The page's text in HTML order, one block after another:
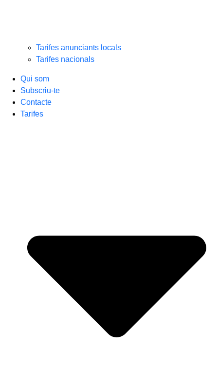
Tarifes anunciants locals
Tarifes nacionals
Qui som
Subscriu-te
Contacte
Tarifes